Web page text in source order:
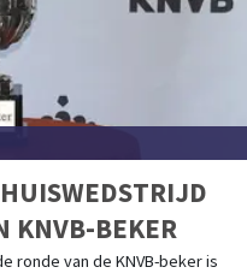
KNVB-BEKER
ronde van de KNVB-beker is